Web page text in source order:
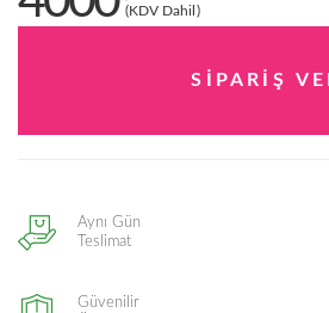
(KDV Dahil)
Aynı Gün
Teslimat
Güvenilir